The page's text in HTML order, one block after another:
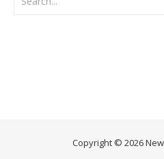
Copyright © 2026